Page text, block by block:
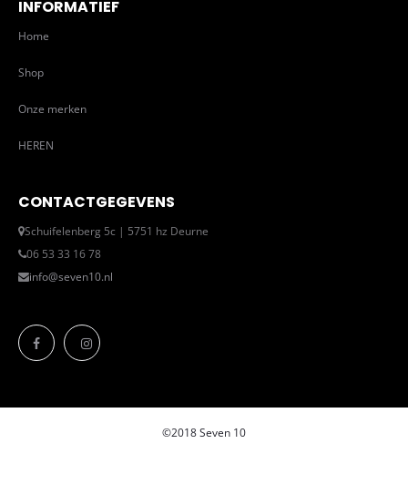
INFORMATIEF
Home
Shop
Onze merken
HEREN
CONTACTGEGEVENS
Schuifelenberg 5c | 5751 hz Deurne
06 53 33 16 78
info@seven10.nl
©2018 Seven 10